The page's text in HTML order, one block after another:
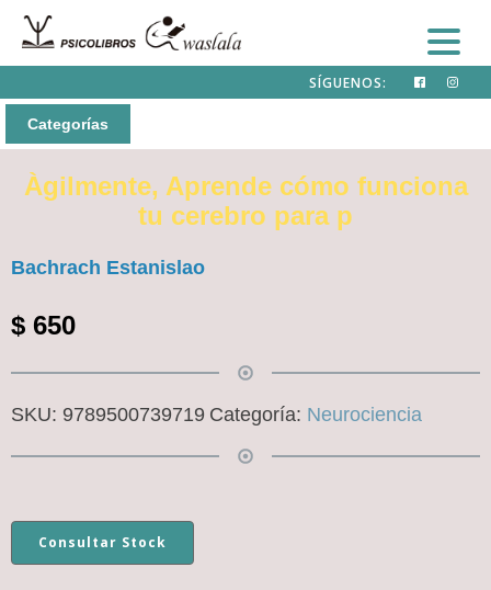
SÍGUENOS:
Categorías
Àgilmente, Aprende cómo funciona
tu cerebro para p
Bachrach Estanislao
$ 650
SKU: 9789500739719 Categoría: Neurociencia
Consultar Stock